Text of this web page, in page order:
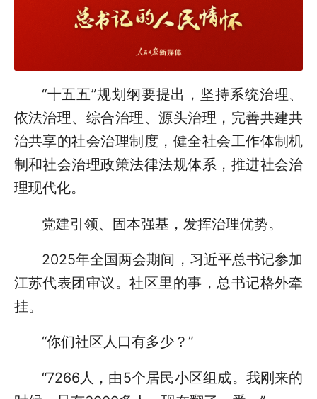
“十五五”规划纲要提出，坚持系统治理、
依法治理、综合治理、源头治理，完善共建共
治共享的社会治理制度，健全社会工作体制机
制和社会治理政策法律法规体系，推进社会治
理现代化。
党建引领、固本强基，发挥治理优势。
2025年全国两会期间，习近平总书记参加
江苏代表团审议。社区里的事，总书记格外牵
挂。
“你们社区人口有多少？”
“7266人，由5个居民小区组成。我刚来的